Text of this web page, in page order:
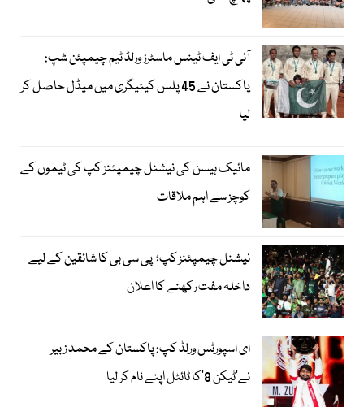
آئی ٹی ایف ٹینس ماسٹرز ورلڈ ٹیم چیمپئن شپ:
پاکستان نے 45 پلس کیٹیگری میں میڈل حاصل کر
لیا
مائیک ہیسن کی نیشنل چیمپئنز کپ کی ٹیموں کے
کوچز سے اہم ملاقات
نیشنل چیمپئنز کپ؛ پی سی بی کا شائقین کے لیے
داخلہ مفت رکھنے کا اعلان
ای اسپورٹس ورلڈ کپ: پاکستان کے محمد زبیر
نے’ٹیکن 8‘کا ٹائٹل اپنے نام کر لیا